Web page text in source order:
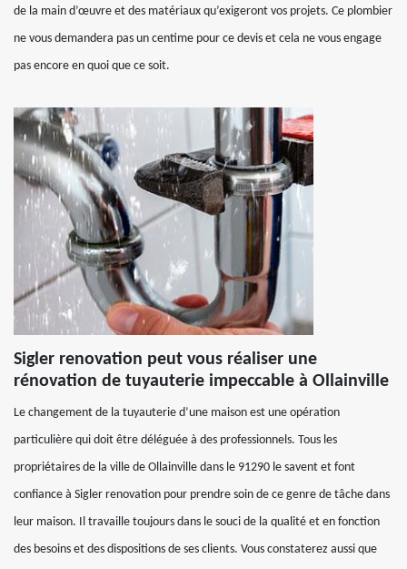
de la main d’œuvre et des matériaux qu’exigeront vos projets. Ce plombier
ne vous demandera pas un centime pour ce devis et cela ne vous engage
pas encore en quoi que ce soit.
Sigler renovation peut vous réaliser une
rénovation de tuyauterie impeccable à Ollainville
Le changement de la tuyauterie d’une maison est une opération
particulière qui doit être déléguée à des professionnels. Tous les
propriétaires de la ville de Ollainville dans le 91290 le savent et font
confiance à Sigler renovation pour prendre soin de ce genre de tâche dans
leur maison. Il travaille toujours dans le souci de la qualité et en fonction
des besoins et des dispositions de ses clients. Vous constaterez aussi que